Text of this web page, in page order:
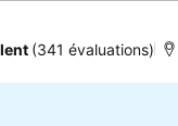
(341 évaluations)